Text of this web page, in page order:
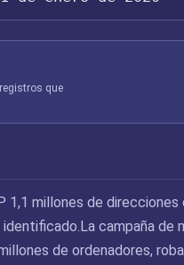
que
1,1 millones de direcciones
campaña de
de ordenadores,